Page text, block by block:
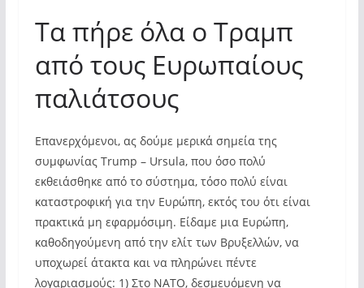
Τα πήρε όλα ο Τραμπ
από τους Ευρωπαίους
παλιάτσους
Επανερχόμενοι, ας δούμε μερικά σημεία της
συμφωνίας Trump – Ursula, που όσο πολύ
εκθειάσθηκε από το σύστημα, τόσο πολύ είναι
καταστροφική για την Ευρώπη, εκτός του ότι είναι
πρακτικά μη εφαρμόσιμη. Είδαμε μια Ευρώπη,
καθοδηγούμενη από την ελίτ των Βρυξελλών, να
υποχωρεί άτακτα και να πληρώνει πέντε
λογαριασμούς: 1) Στο ΝΑΤΟ, δεσμευόμενη να